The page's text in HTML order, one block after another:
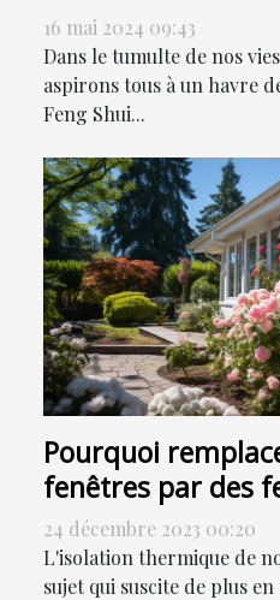
16 mai 2024 09:43
Dans le tumulte de nos
aspirons tous à un havre
Feng Shui...
Pourquoi
fenêtres par des
contribuer à la
facture
24 décembre 2023 00:20
L'isolation thermique de
sujet qui suscite de plus